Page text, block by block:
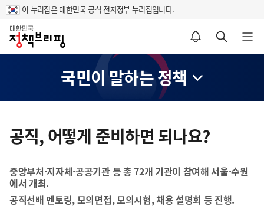
이 누리집은 대한민국 공식 전자정부 누리집입니다.
홈
알림설정 바로가기 검색 바로가기 메뉴 열기
국민이 말하는 정책
텐
츠
영
역
공직, 어떻게 준비하면 되나요?
중앙부처·지자체·공공기관 등 총 72개 기관이 참여해 서울·수원
에서 개최.
공직선배 멘토링, 모의면접, 모의시험, 채용 설명회 등 진행.